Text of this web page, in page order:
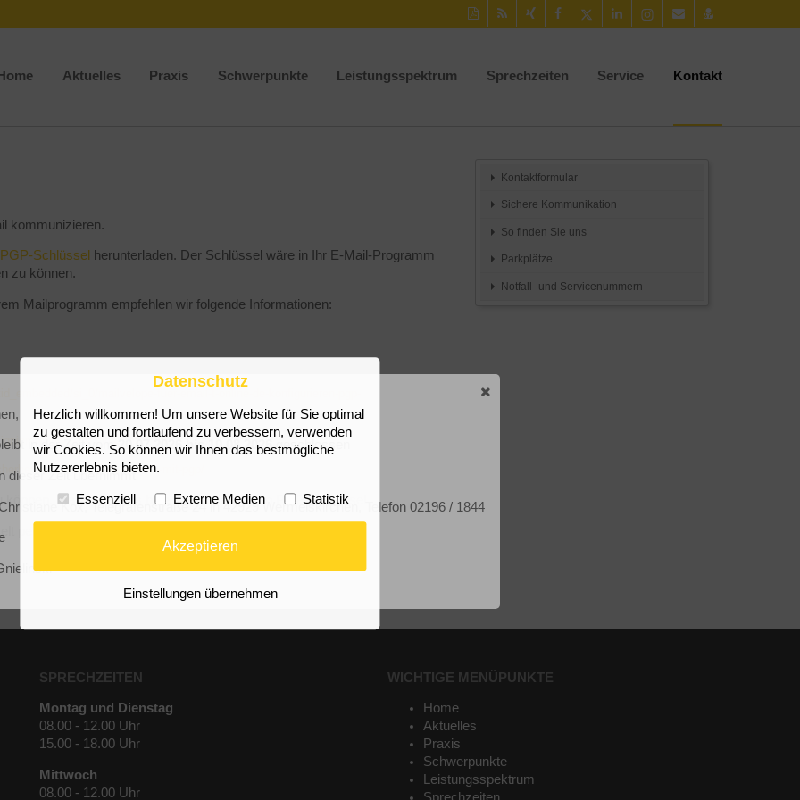
Diese
Seite
drucken
RSS-
Feed
Auf
Xing
Auf
Facebook
Twitter
Auf
LinkedIn
Instagram-
Seite
Per
Mail
vCard
speichern
Home Aktuelles Praxis Schwerpunkte Leistungsspektrum Sprechzeiten Service Kontakt
kommunizieren.
PGP-Schlüssel
herunterladen. Der Schlüssel wäre in Ihr E-Mail-Programm
zu können.
Mailprogramm empfehlen wir folgende Informationen:
si_0/mailvelope-fuer-email-t-online-de-konfigurieren-pgp-
und-verschlusseln
e-mails-verschluesseln-mit-pgp/
mailen Sie uns bitte Ihren öffentlichen PGP-Schlüssel.
per E-Mail kommuniziert werden.
Kontaktformular
Sichere Kommunikation
So finden Sie uns
Parkplätze
Notfall- und Servicenummern
SPRECHZEITEN
Montag und Dienstag
08.00 - 12.00 Uhr
15.00 - 18.00 Uhr
Mittwoch
08.00 - 12.00 Uhr
WICHTIGE MENÜPUNKTE
Home
Aktuelles
Praxis
Schwerpunkte
Leistungsspektrum
Datenschutz
Herzlich willkommen! Um unsere Website für Sie optimal
zu gestalten und fortlaufend zu verbessern, verwenden
wir Cookies. So können wir Ihnen das bestmögliche
Nutzererlebnis bieten.
Essenziell Externe Medien Statistik
Akzeptieren
Einstellungen übernehmen
in der Zeit vom20.07.2026 bis 10.08.2026geschlossen
dieser Zeit übernimmt
Kox, Telegrafenstraße 24 in 42929 Wermelskirchen, Telefon 02196 / 1844